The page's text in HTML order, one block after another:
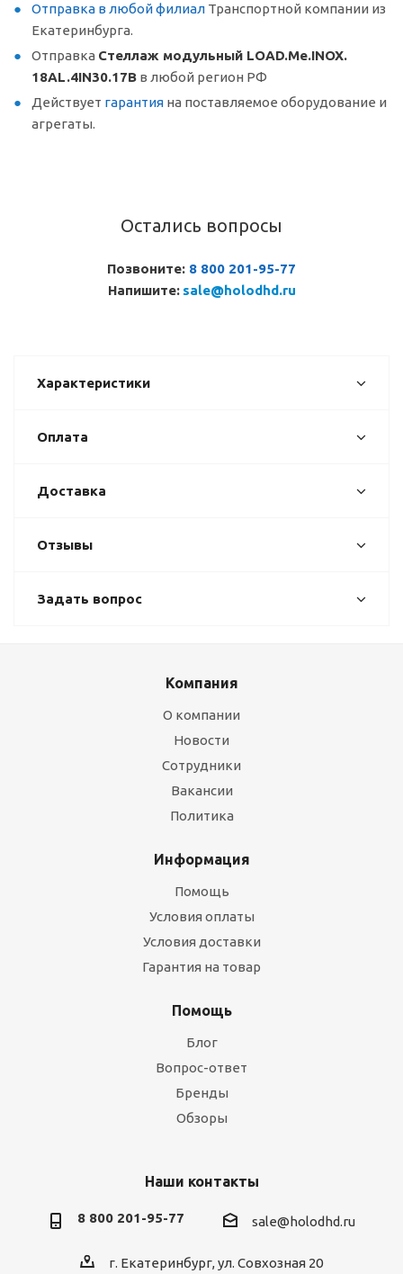
Отправка в любой филиал Транспортной компании из
Екатеринбурга.
Отправка Стеллаж модульный LOAD.Me.INOX.
18AL.4IN30.17B в любой регион РФ
Действует гарантия на поставляемое оборудование и
агрегаты.
Остались вопросы
Позвоните: 8 800 201-95-77
Напишите: sale@holodhd.ru
Характеристики
Оплата
Доставка
Отзывы
Задать вопрос
Компания
О компании
Новости
Сотрудники
Вакансии
Политика
Информация
Помощь
Условия оплаты
Условия доставки
Гарантия на товар
Помощь
Блог
Вопрос-ответ
Бренды
Обзоры
Наши контакты
8 800 201-95-77 sale@holodhd.ru
г. Екатеринбург, ул. Совхозная 20